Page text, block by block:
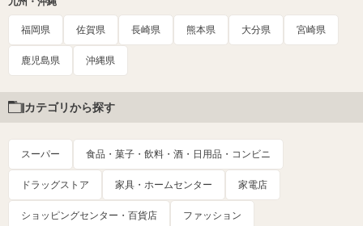
福岡県 佐賀県 長崎県 熊本県 大分県 宮崎県
鹿児島県 沖縄県
カテゴリから探す
スーパー 食品・菓子・飲料・酒・日用品・コンビニ
ドラッグストア 家具・ホームセンター 家電店
ショッピングセンター・百貨店 ファッション